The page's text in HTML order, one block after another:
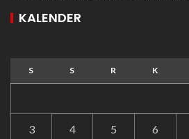
KALENDER
S S R K
3 4 5 6